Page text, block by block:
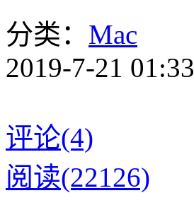
分类： Mac
2019-7-21 01:33
评论(4)
阅读(22126)